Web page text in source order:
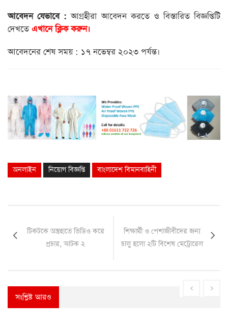
আবেদন যেভাবে :আগ্রহীরা আবেদন করতে ও বিস্তারিত বিজ্ঞপ্তিটি
দেখতেএখানে ক্লিক করুন।
আবেদনের শেষ সময় : ১৭ নভেম্বর ২০২৩ পর্যন্ত।
অনলাইন নিয়োগ বিজ্ঞপ্তি বাংলাদেশ বিমানবাহিনী
টিকটকে অস্ত্রহাতে ভিডিও করে
প্রচার, আটক ২
শিক্ষার্থী ও পেশাজীবীদের জন্য
চালু হলো ২টি বিশেষ মেট্রোরেল
সংশ্লিষ্ট আরও